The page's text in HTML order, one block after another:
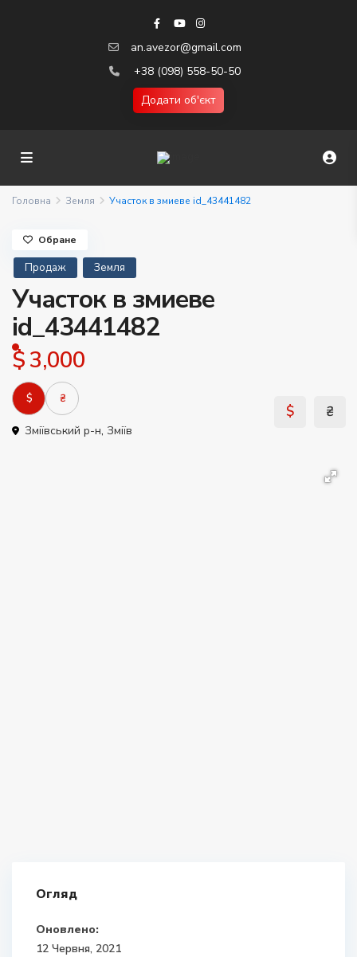
an.avezor@gmail.com
+38 (098) 558-50-50
Додати об'єкт
Головна Земля Участок в змиеве id_43441482
Продаж Земля
Участок в змиеве
id_43441482
$ 3,000
$ ₴
Зміївський р-н, Зміїв
Обране
Огляд
Оновлено:
12 Червня, 2021
$ ₴